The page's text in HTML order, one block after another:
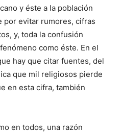
y éste a la población
por evitar rumores, cifras
y, toda la confusión
como éste. En el
hay que citar fuentes, del
que mil religiosos pierde
en esta cifra, también
en todos, una razón